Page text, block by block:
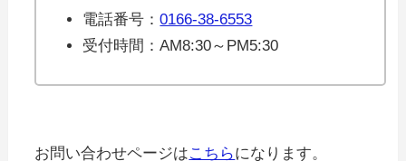
電話番号：0166-38-6553
受付時間：AM8:30～PM5:30
お問い合わせページはこちらになります。